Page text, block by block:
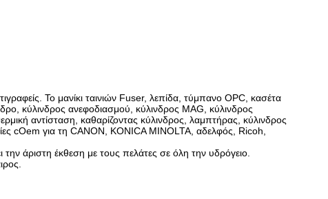
Το μανίκι ταινιών Fuser, λεπίδα, τύμπανο OPC, κασέτα
κύλινδρος ανεφοδιασμού, κύλινδρος MAG, κύλινδρος
αντίσταση, καθαρίζοντας κύλινδρος, λαμπτήρας, κύλινδρος
cOem για τη CANON, KONICA MINOLTA, αδελφός, Ricoh,
άριστη έκθεση με τους πελάτες σε όλη την υδρόγειο.